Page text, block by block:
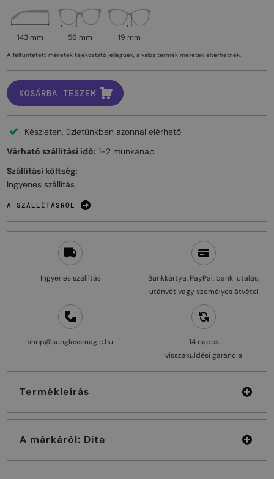
Ingyenes szállítás
Bankkártya, PayPal, banki utalás,
utánvét vagy személyes átvétel
shop@sunglassmagic.hu
14 napos
visszaküldési garancia
Termékleírás
A márkáról: Dita
143 mm 56 mm 19 mm
A feltüntetett méretek tájékoztató jellegűek, a valós termék méretek eltérhetnek.
KOSÁRBA TESZEM
Készleten, üzletünkben azonnal elérhető
Várható szállítási idő: 1-2 munkanap
Szállítási költség:
Ingyenes szállítás
A SZÁLLÍTÁSRÓL